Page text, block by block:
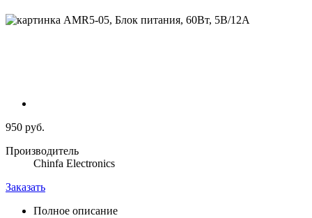
950 руб.
Производитель
Chinfa Electronics
Заказать
Полное описание